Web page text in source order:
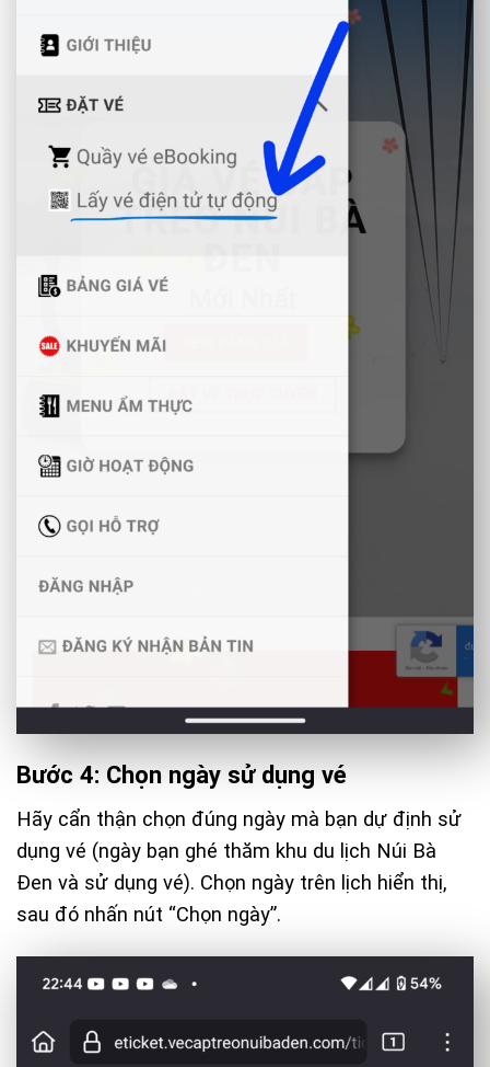
Bước 4: Chọn ngày sử dụng vé
Hãy cẩn thận chọn đúng ngày mà bạn dự định sử
dụng vé (ngày bạn ghé thăm khu du lịch Núi Bà
Đen và sử dụng vé). Chọn ngày trên lịch hiển thị,
sau đó nhấn nút “Chọn ngày”.